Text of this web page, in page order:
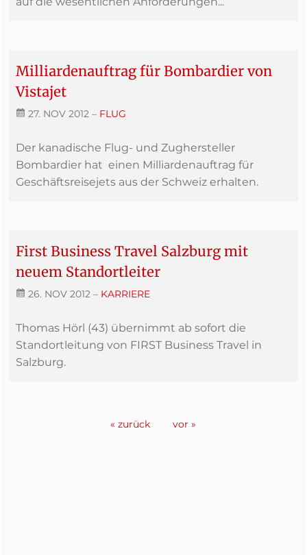
Milliardenauftrag für Bombardier von
Vistajet
27. NOV 2012 – FLUG
Der kanadische Flug- und Zughersteller
Bombardier hat einen Milliardenauftrag für
Geschäftsreisejets aus der Schweiz erhalten.
First Business Travel Salzburg mit
neuem Standortleiter
26. NOV 2012 – KARRIERE
Thomas Hörl (43) übernimmt ab sofort die
Standortleitung von FIRST Business Travel in
Salzburg.
« zurück vor »